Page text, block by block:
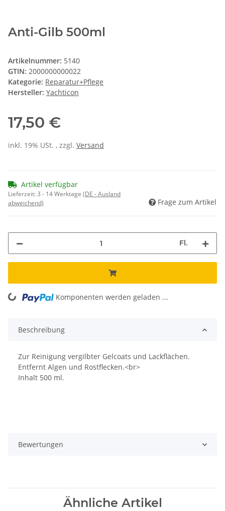
Anti-Gilb 500ml
Artikelnummer: 5140
GTIN: 2000000000022
Kategorie: Reparatur+Pflege
Hersteller: Yachticon
17,50 €
inkl. 19% USt. , zzgl. Versand
Artikel verfügbar
Lieferzeit:3 - 14 Werktage (DE - Ausland
abweichend)
Frage zum Artikel
Fl.
Loading... Komponenten werden geladen ...
Beschreibung
Zur Reinigung vergilbter Gelcoats und Lackflächen.
Entfernt Algen und Rostflecken.<br>
Inhalt 500 ml.
Bewertungen
Ähnliche Artikel